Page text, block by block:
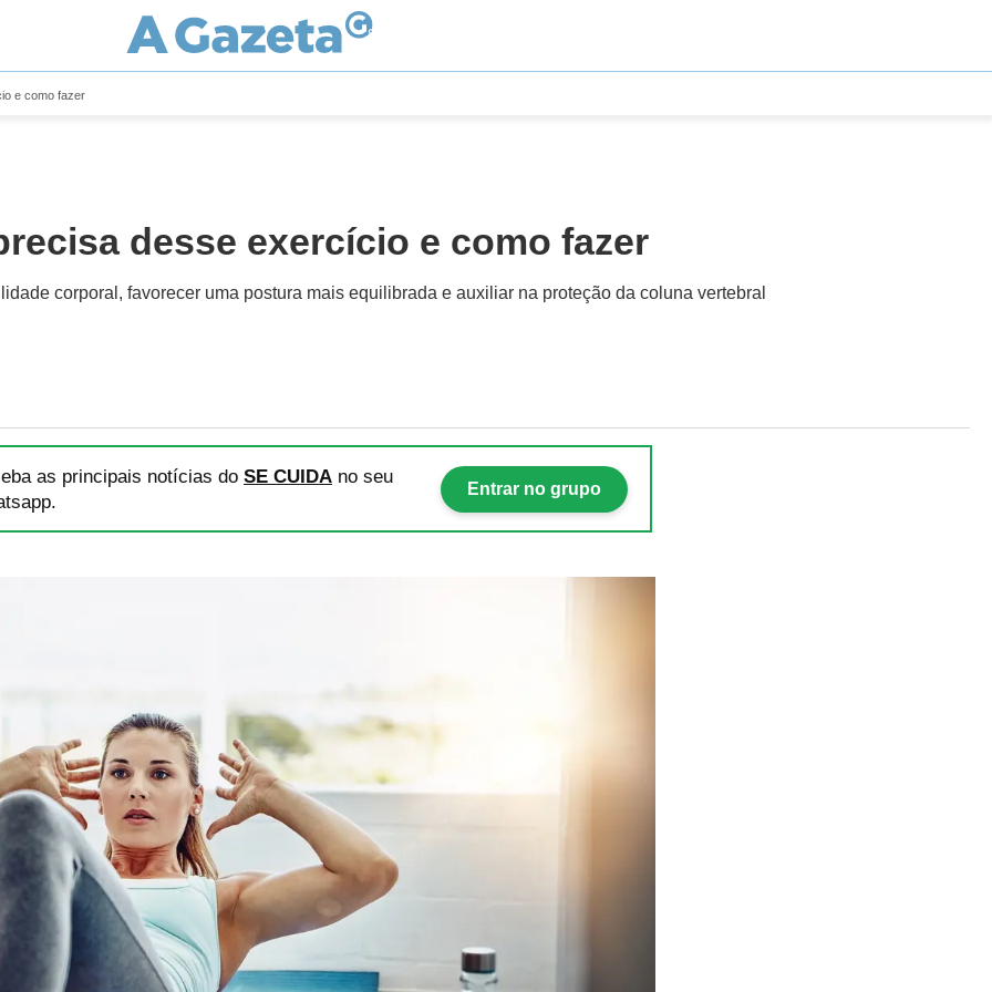
e como fazer
desse exercício e como fazer
corporal, favorecer uma postura mais equilibrada e auxiliar na proteção da coluna vertebral
as principais notícias do SE CUIDA no seu
Entrar no grupo